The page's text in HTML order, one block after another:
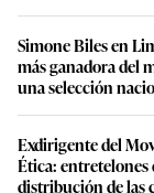
Simone Biles en
más ganadora del
una selección
Exdirigente del
Ética: entretelones
distribución de las